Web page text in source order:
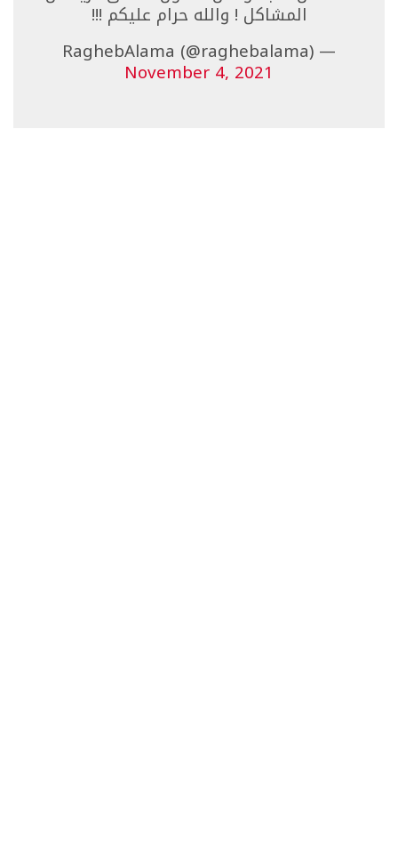
المشاكل ! والله حرام عليكم !!!
— RaghebAlama (@raghebalama)
November 4, 2021